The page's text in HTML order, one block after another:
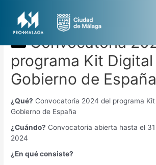
Convocatoria
programa Kit Digital
Gobierno de España
¿Qué? Convocatoria 2024 del programa
Gobierno de España
¿Cuándo? Convocatoria abierta hasta el
2024
¿En qué consiste?